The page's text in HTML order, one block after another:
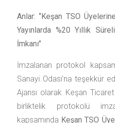
Anlar: ‘’Keşan TSO
Yayınlarda %20 Yıllık
İmkanı’’
İmzalanan protokol
Sanayi Odası’na teşekkür
Ajansı olarak Keşan
birliktelik protokolü
kapsamında Keşan TSO